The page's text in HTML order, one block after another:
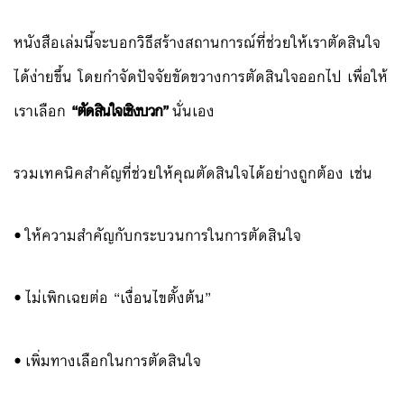
หนังสือเล่มนี้จะบอกวิธีสร้างสถานการณ์ที่ช่วยให้เราตัดสินใจ
ได้ง่ายขึ้น โดยกำจัดปัจจัยขัดขวางการตัดสินใจออกไป เพื่อให้
เราเลือก “ตัดสินใจเชิงบวก”นั่นเอง
รวมเทคนิคสำคัญที่ช่วยให้คุณตัดสินใจได้อย่างถูกต้อง เช่น
•ให้ความสำคัญกับกระบวนการในการตัดสินใจ
•ไม่เพิกเฉยต่อ “เงื่อนไขตั้งต้น”
•เพิ่มทางเลือกในการตัดสินใจ